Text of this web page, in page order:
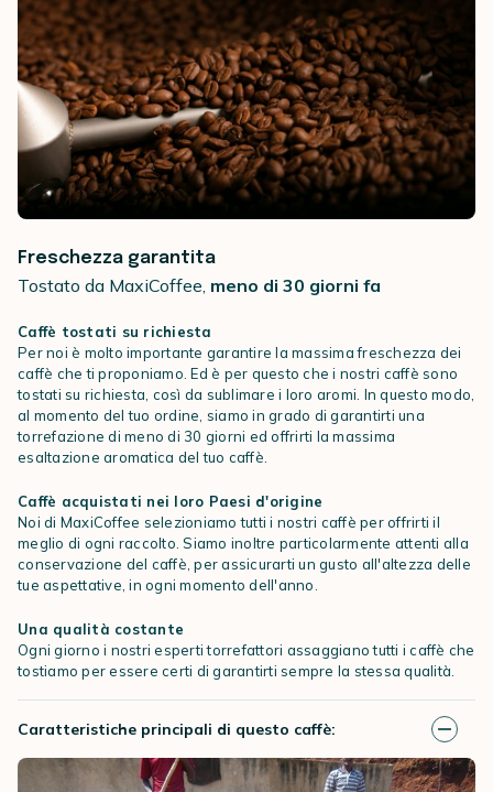
Freschezza garantita
Tostato da MaxiCoffee, meno di 30 giorni fa
Caffè tostati su richiesta
Per noi è molto importante garantire la massima freschezza dei
caffè che ti proponiamo. Ed è per questo che i nostri caffè sono
tostati su richiesta, così da sublimare i loro aromi. In questo modo,
al momento del tuo ordine, siamo in grado di garantirti una
torrefazione di meno di 30 giorni ed offrirti la massima
esaltazione aromatica del tuo caffè.
Caffè acquistati nei loro Paesi d'origine
Noi di MaxiCoffee selezioniamo tutti i nostri caffè per offrirti il
meglio di ogni raccolto. Siamo inoltre particolarmente attenti alla
conservazione del caffè, per assicurarti un gusto all'altezza delle
tue aspettative, in ogni momento dell'anno.
Una qualità costante
Ogni giorno i nostri esperti torrefattori assaggiano tutti i caffè che
tostiamo per essere certi di garantirti sempre la stessa qualità.
Caratteristiche principali di questo caffè: